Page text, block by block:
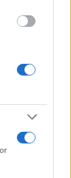
Σαββάτου,
στο Κάτω
με
επί
το